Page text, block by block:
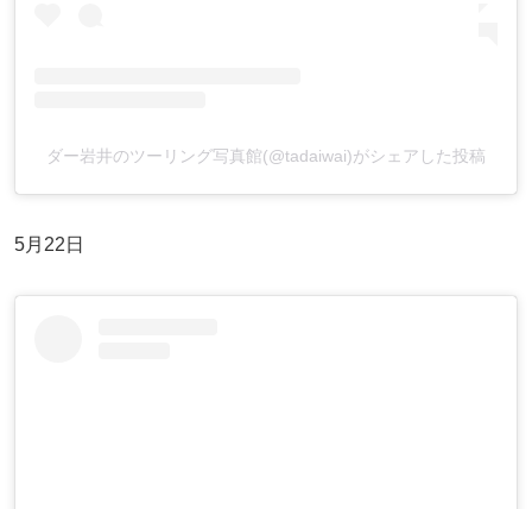
ダー岩井のツーリング写真館(@tadaiwai)がシェアした投稿
5月22日